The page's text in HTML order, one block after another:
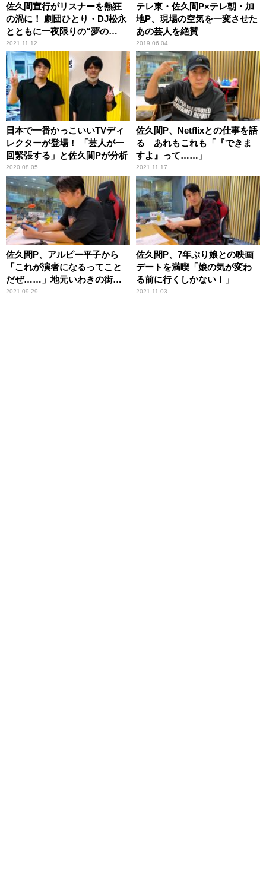
佐久間宣行がリスナーを熱狂
の渦に！ 劇団ひとり・DJ松永
とともに一夜限りの“夢の
宴”を国際フォーラムで開催
2021.11.12
テレ東・佐久間P×テレ朝・加
地P、現場の空気を一変させた
あの芸人を絶賛
2019.06.04
日本で一番かっこいいTVディ
レクターが登場！ 「芸人が一
回緊張する」と佐久間Pが分析
2020.08.05
佐久間P、Netflixとの仕事を語
る あれもこれも「『できま
すよ』って……」
2021.11.17
佐久間P、アルピー平子から
「これが演者になるってこと
だぜ……」地元いわきの街ぶ
ら番組で共演
2021.09.29
佐久間P、7年ぶり娘との映画
デートを満喫「娘の気が変わ
る前に行くしかない！」
2021.11.03